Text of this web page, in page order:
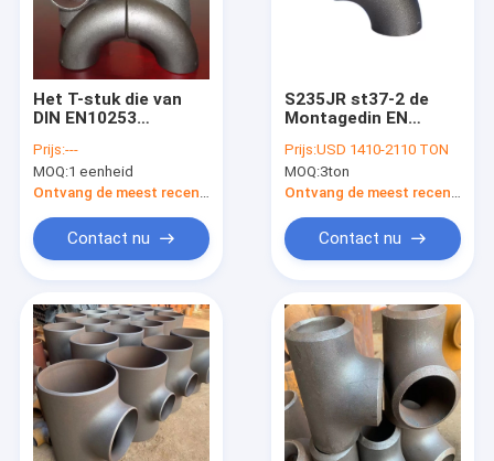
Het T-stuk die van
DIN EN10253
verminderen bedriegt
ECC Reductiemiddel
GLB
Prijs:---
MOQ:1 eenheid
Contact nu
S235JR st37-2 de
Montagedin EN
stukreductiemiddel
GLB van de
Elleboogpijp
Prijs:USD 1410-2110 TON
MOQ:3ton
Contact nu